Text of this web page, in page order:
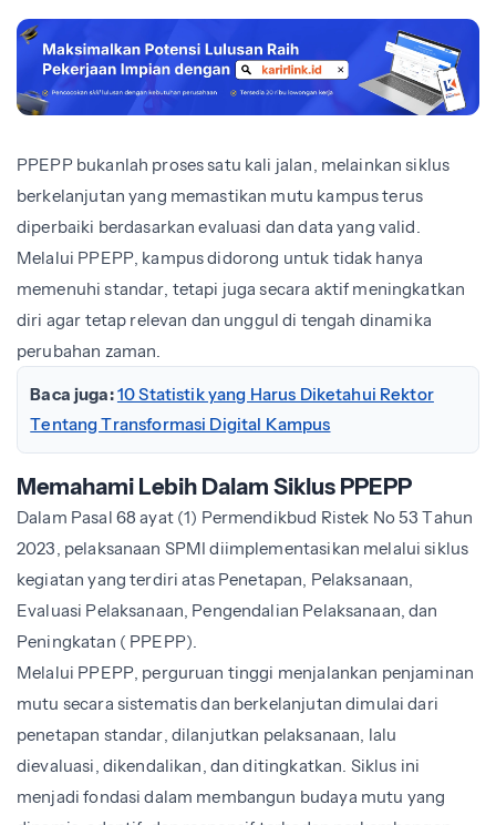
PPEPP bukanlah proses satu kali jalan, melainkan siklus
berkelanjutan yang memastikan mutu kampus terus
diperbaiki berdasarkan evaluasi dan data yang valid.
Melalui PPEPP, kampus didorong untuk tidak hanya
memenuhi standar, tetapi juga secara aktif meningkatkan
diri agar tetap relevan dan unggul di tengah dinamika
perubahan zaman.
Baca juga:10 Statistik yang Harus Diketahui Rektor
Tentang Transformasi Digital Kampus
Memahami Lebih Dalam Siklus PPEPP
Dalam Pasal 68 ayat (1) Permendikbud Ristek No 53 Tahun
2023, pelaksanaan SPMI diimplementasikan melalui siklus
kegiatan yang terdiri atas Penetapan, Pelaksanaan,
Evaluasi Pelaksanaan, Pengendalian Pelaksanaan, dan
Peningkatan ( PPEPP).
Melalui PPEPP, perguruan tinggi menjalankan penjaminan
mutu secara sistematis dan berkelanjutan dimulai dari
penetapan standar, dilanjutkan pelaksanaan, lalu
dievaluasi, dikendalikan, dan ditingkatkan. Siklus ini
menjadi fondasi dalam membangun budaya mutu yang